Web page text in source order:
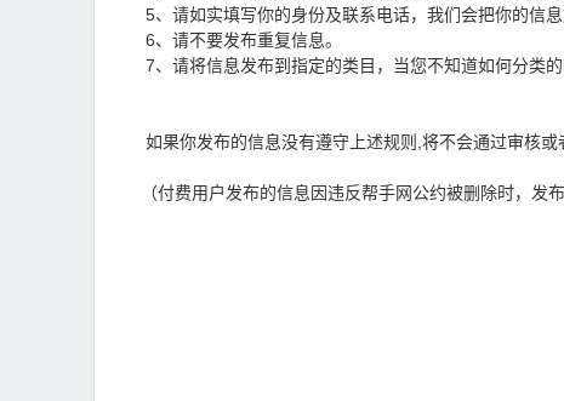
5、请如实填写你的身份及联系电话，我们会把你的信息
6、请不要发布重复信息。
7、请将信息发布到指定的类目，当您不知道如何分类的
如果你发布的信息没有遵守上述规则,将不会通过审核或
（付费用户发布的信息因违反帮手网公约被删除时，发